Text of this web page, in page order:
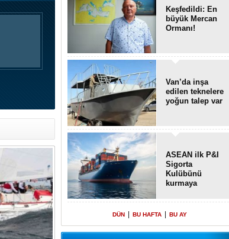
Keşfedildi: En
büyük Mercan
Ormanı!
Van’da inşa
edilen teknelere
yoğun talep var
ASEAN ilk P&I
Sigorta
Kulübünü
kurmaya
DÜN BU HAFTA BU AY